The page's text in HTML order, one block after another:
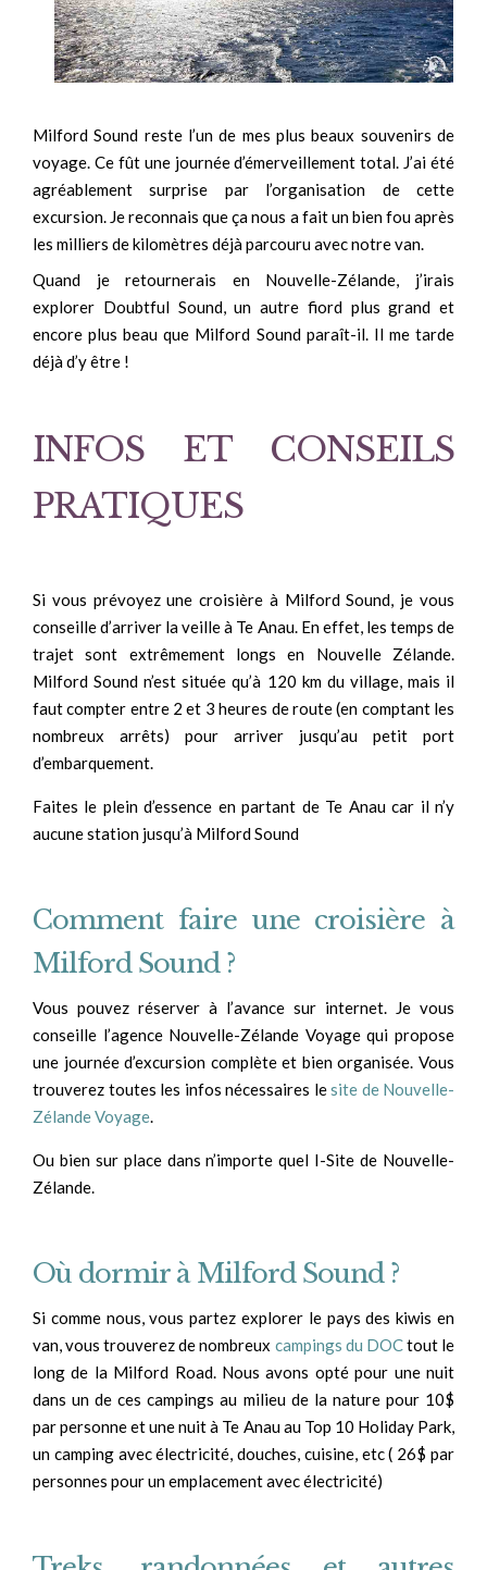
Milford Sound reste l’un de mes plus beaux souvenirs de
voyage. Ce fût une journée d’émerveillement total. J’ai été
agréablement surprise par l’organisation de cette
excursion. Je reconnais que ça nous a fait un bien fou après
les milliers de kilomètres déjà parcouru avec notre van.
Quand je retournerais en Nouvelle-Zélande, j’irais
explorer Doubtful Sound, un autre fiord plus grand et
encore plus beau que Milford Sound paraît-il. Il me tarde
déjà d’y être !
INFOS ET CONSEILS
PRATIQUES
Si vous prévoyez une croisière à Milford Sound, je vous
conseille d’arriver la veille à Te Anau. En effet, les temps de
trajet sont extrêmement longs en Nouvelle Zélande.
Milford Sound n’est située qu’à 120 km du village, mais il
faut compter entre 2 et 3 heures de route (en comptant les
nombreux arrêts) pour arriver jusqu’au petit port
d’embarquement.
Faites le plein d’essence en partant de Te Anau car il n’y
aucune station jusqu’à Milford Sound
Comment faire une croisière à
Milford Sound ?
Vous pouvez réserver à l’avance sur internet. Je vous
conseille l’agence Nouvelle-Zélande Voyage qui propose
une journée d’excursion complète et bien organisée. Vous
trouverez toutes les infos nécessaires lesite de Nouvelle-
Zélande Voyage
Ou bien sur place dans n’importe quel I-Site de Nouvelle-
Zélande.
Où dormir à Milford Sound ?
Si comme nous, vous partez explorer le pays des kiwis en
van, vous trouverez de nombreux campings du DOCtout le
long de la Milford Road. Nous avons opté pour une nuit
dans un de ces campings au milieu de la nature pour 10$
par personne et une nuit à Te Anau au Top 10 Holiday Park,
un camping avec électricité, douches, cuisine, etc ( 26$ par
personnes pour un emplacement avec électricité)